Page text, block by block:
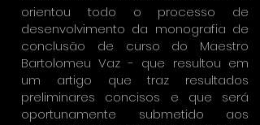
orientou todo o processo de
desenvolvimento da monografia de
conclusão de curso do Maestro
Bartolomeu Vaz - que resultou em
um artigo que traz resultados
preliminares concisos e que será
oportunamente submetido aos